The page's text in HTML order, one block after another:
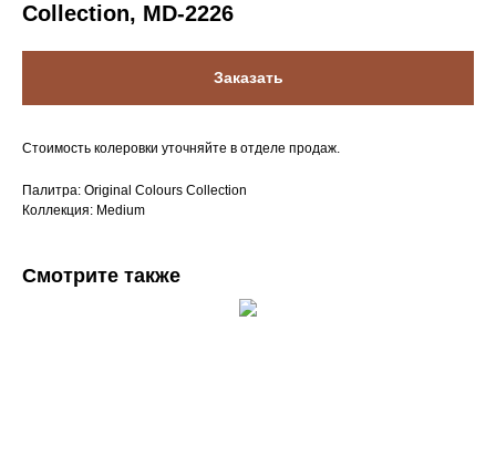
Collection, MD-2226
Заказать
Стоимость колеровки уточняйте в отделе продаж.
Палитра: Original Colours Collection
Коллекция: Medium
Смотрите также